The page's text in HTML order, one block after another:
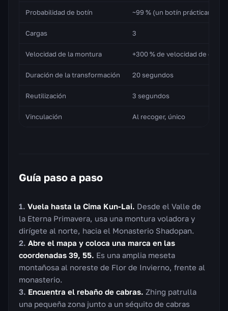
Probabilidad de botín ~99 % (un botín
Cargas 3
Velocidad de la montura +300 % de velocidad de
Duración de la transformación 20 segundos
Reutilización 3 segundos
Vinculación Al recoger, único
Guía paso a paso
Vuela hasta la Cima Kun-Lai. Desde el Valle de
la Eterna Primavera, usa una montura voladora y
dirígete al norte, hacia el Monasterio Shadopan.
Abre el mapa y coloca una marca en las
coordenadas 39, 55. Es una amplia meseta
montañosa al noreste de Flor de Invierno, frente al
monasterio.
Encuentra el rebaño de cabras. Zhing patrulla
una pequeña zona junto a un séquito de cabras